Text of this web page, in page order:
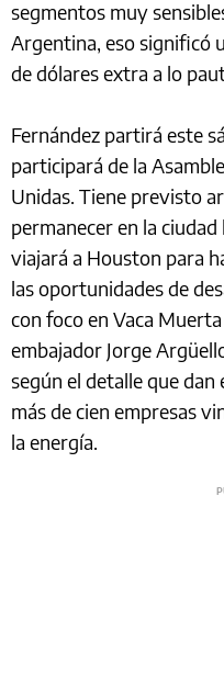
segmentos muy
Argentina, eso significó
de dólares extra a lo
Fernández partirá este
participará de la
Unidas. Tiene previsto
permanecer en la
viajará a Houston para
las oportunidades de
con foco en Vaca
embajador Jorge
según el detalle que dan
más de cien empresas
la energía.